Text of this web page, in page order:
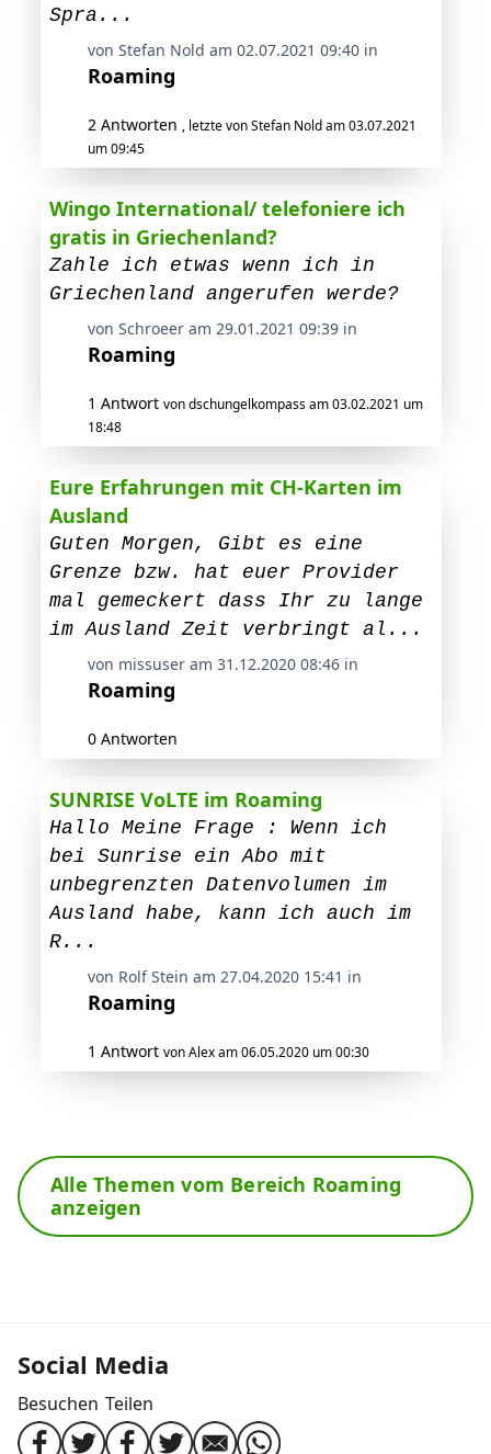
Spra...
von Stefan Nold am 02.07.2021 09:40 in
Roaming
2 Antworten , letzte von Stefan Nold am 03.07.2021
um 09:45
Wingo International/ telefoniere ich
gratis in Griechenland?
Zahle ich etwas wenn ich in
Griechenland angerufen werde?
von Schroeer am 29.01.2021 09:39 in
Roaming
1 Antwort von dschungelkompass am 03.02.2021 um
18:48
Eure Erfahrungen mit CH-Karten im
Ausland
Guten Morgen, Gibt es eine
Grenze bzw. hat euer Provider
mal gemeckert dass Ihr zu lange
im Ausland Zeit verbringt al...
von missuser am 31.12.2020 08:46 in
Roaming
0 Antworten
SUNRISE VoLTE im Roaming
Hallo Meine Frage : Wenn ich
bei Sunrise ein Abo mit
unbegrenzten Datenvolumen im
Ausland habe, kann ich auch im
R...
von Rolf Stein am 27.04.2020 15:41 in
Roaming
1 Antwort von Alex am 06.05.2020 um 00:30
Alle Themen vom Bereich Roaming
anzeigen
Social Media
Besuchen Teilen